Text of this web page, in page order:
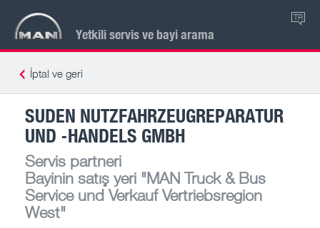
Yetkili servis ve bayi arama
TR
İptal ve geri
SUDEN NUTZFAHRZEUGREPARATUR
UND -HANDELS GMBH
Servis partneri
Bayinin satış yeri "MAN Truck & Bus
Service und Verkauf Vertriebsregion
West"